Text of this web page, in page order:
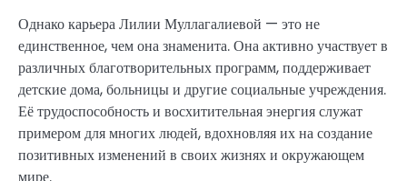
Однако карьера Лилии Муллагалиевой — это не
единственное, чем она знаменита. Она активно участвует в
различных благотворительных программ, поддерживает
детские дома, больницы и другие социальные учреждения.
Её трудоспособность и восхитительная энергия служат
примером для многих людей, вдохновляя их на создание
позитивных изменений в своих жизнях и окружающем
мире.